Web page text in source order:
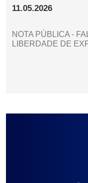
11.05.2026
NOTA PÚBLICA -
LIBERDADE DE